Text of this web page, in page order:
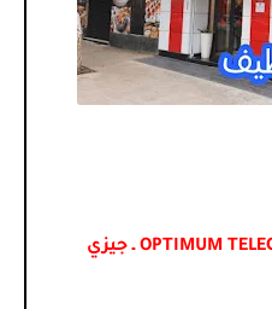
إعلان توظيف OPTIMUM TELECOM ALGERIE ـ جيزي